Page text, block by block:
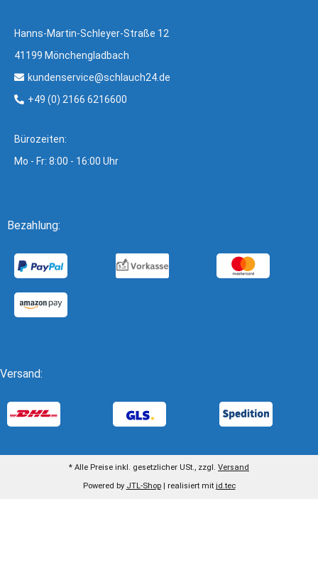
Hanns-Martin-Schleyer-Straße 12
41199 Mönchengladbach
kundenservice@schlauch24.de
+49 (0) 2166 6216600
Bürozeiten:
Mo - Fr: 8:00 - 16:00 Uhr
Bezahlung:
Versand:
* Alle Preise inkl. gesetzlicher USt., zzgl. Versand
Powered by JTL-Shop | realisiert mit jd.tec